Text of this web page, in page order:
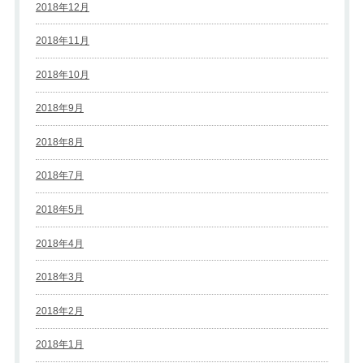
2018年12月
2018年11月
2018年10月
2018年9月
2018年8月
2018年7月
2018年5月
2018年4月
2018年3月
2018年2月
2018年1月